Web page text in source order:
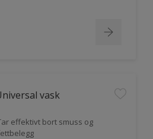
vask
effektivt bort smuss og